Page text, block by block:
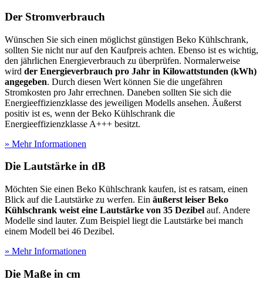
Der Stromverbrauch
Wünschen Sie sich einen möglichst günstigen Beko Kühlschrank,
sollten Sie nicht nur auf den Kaufpreis achten. Ebenso ist es wichtig,
den jährlichen Energieverbrauch zu überprüfen. Normalerweise
wird der Energieverbrauch pro Jahr in Kilowattstunden (kWh)
angegeben. Durch diesen Wert können Sie die ungefähren
Stromkosten pro Jahr errechnen. Daneben sollten Sie sich die
Energieeffizienzklasse des jeweiligen Modells ansehen. Äußerst
positiv ist es, wenn der Beko Kühlschrank die
Energieeffizienzklasse A+++ besitzt.
» Mehr Informationen
Die Lautstärke in dB
Möchten Sie einen Beko Kühlschrank kaufen, ist es ratsam, einen
Blick auf die Lautstärke zu werfen. Ein äußerst leiser Beko
Kühlschrank weist eine Lautstärke von 35 Dezibel auf. Andere
Modelle sind lauter. Zum Beispiel liegt die Lautstärke bei manch
einem Modell bei 46 Dezibel.
» Mehr Informationen
Die Maße in cm